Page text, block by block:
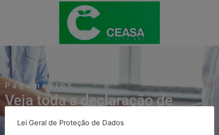
Pagamentos
Veja toda a declaração de
Pagamentos
Lei Geral de Proteção de Dados